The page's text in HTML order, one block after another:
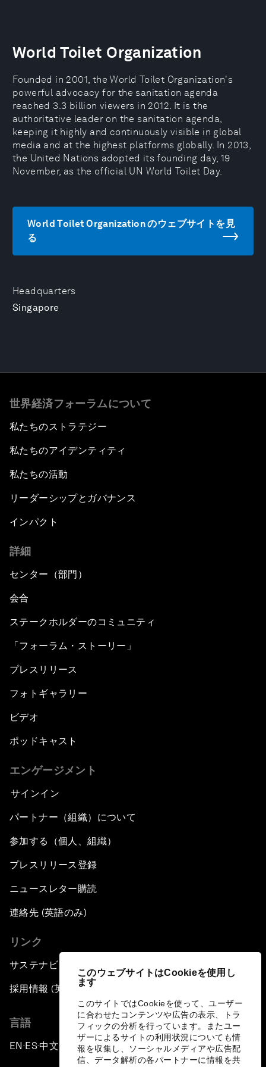
このウェブサイトはCookieを使用し
ます
このサイトではCookieを使って、ユーザー
に合わせたコンテンツや広告の表示、トラ
フィックの分析を行っています。またユー
ザーによるサイトの利用状況についても情
報を収集し、ソーシャルメディアや広告配
信、データ解析の各パートナーに情報を共
Headquarters
Singapore
World Toilet Organization
Founded in 2001, the World Toilet Organization's
powerful advocacy for the sanitation agenda
reached 3.3 billion viewers in 2012. It is the
authoritative leader on the sanitation agenda,
keeping it highly and continuously visible in global
media and at the highest platforms globally. In 2013,
the United Nations adopted its founding day, 19
November, as the official UN World Toilet Day.
World Toilet Organization のウェブサイトを見
る
世界経済フォーラムについて
私たちのストラテジー
私たちのアイデンティティ
私たちの活動
リーダーシップとガバナンス
インパクト
詳細
センター（部門）
会合
ステークホルダーのコミュニティ
「フォーラム・ストーリー」
プレスリリース
フォトギャラリー
ビデオ
ポッドキャスト
エンゲージメント
サインイン
パートナー（組織）について
参加する（個人、組織）
プレスリリース登録
ニュースレター購読
連絡先 (英語のみ)
リンク
サステナビリティへの取り組み
採用情報 (英語のみ)
言語
EN ▪ES▪中文▪ 日本語